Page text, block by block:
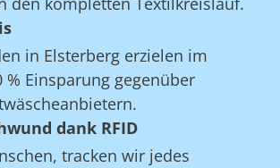
in Elsterberg erzielen im
% Einsparung gegenüber
dank RFID
tracken wir jedes